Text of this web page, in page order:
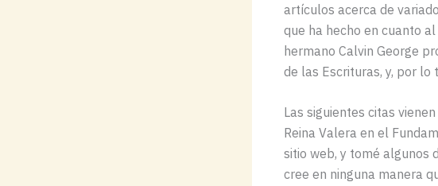
artículos acerca de
que ha hecho en cuanto
hermano Calvin George
de las Escrituras, y, por
Las siguientes citas
Reina Valera en el
sitio web, y tomé algunos
cree en ninguna manera